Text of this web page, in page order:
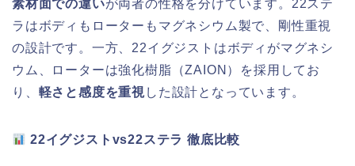
素材面での違いが両者の性格を分けています。22ステ
ラはボディもローターもマグネシウム製で、剛性重視
の設計です。一方、22イグジストはボディがマグネシ
ウム、ローターは強化樹脂（ZAION）を採用してお
り、 軽さと感度を重視 した設計となっています。
22イグジストvs22ステラ 徹底比較